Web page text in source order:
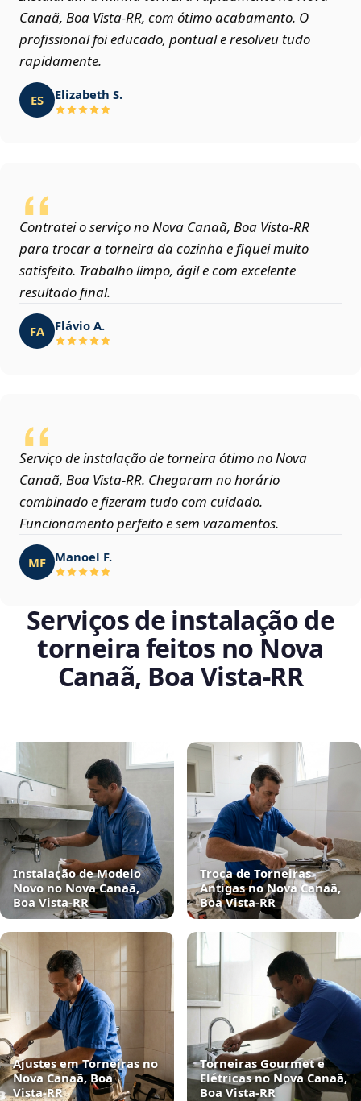
Canaã, Boa Vista‑RR, com ótimo acabamento. O
profissional foi educado, pontual e resolveu tudo
rapidamente.
ES Elizabeth S.
Contratei o serviço no Nova Canaã, Boa Vista‑RR
para trocar a torneira da cozinha e fiquei muito
satisfeito. Trabalho limpo, ágil e com excelente
resultado final.
FA Flávio A.
Serviço de instalação de torneira ótimo no Nova
Canaã, Boa Vista‑RR. Chegaram no horário
combinado e fizeram tudo com cuidado.
Funcionamento perfeito e sem vazamentos.
MF Manoel F.
Serviços de instalação de
torneira feitos no Nova
Canaã, Boa Vista‑RR
Instalação de Modelo
Novo no Nova Canaã,
Boa Vista‑RR
Troca de Torneiras
Antigas no Nova Canaã,
Boa Vista‑RR
Ajustes em Torneiras no
Nova Canaã, Boa
Vista‑RR
Torneiras Gourmet e
Elétricas no Nova Canaã,
Boa Vista‑RR